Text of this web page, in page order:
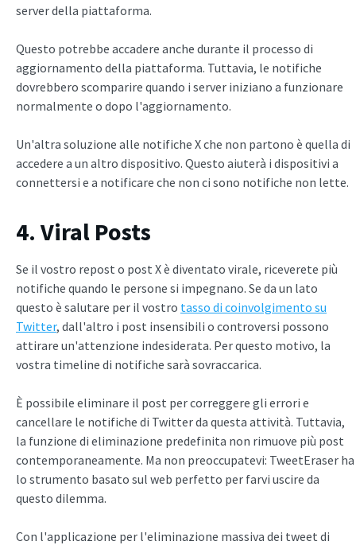
server della piattaforma.
Questo potrebbe accadere anche durante il processo di
aggiornamento della piattaforma. Tuttavia, le notifiche
dovrebbero scomparire quando i server iniziano a funzionare
normalmente o dopo l'aggiornamento.
Un'altra soluzione alle notifiche X che non partono è quella di
accedere a un altro dispositivo. Questo aiuterà i dispositivi a
connettersi e a notificare che non ci sono notifiche non lette.
4. Viral Posts
Se il vostro repost o post X è diventato virale, riceverete più
notifiche quando le persone si impegnano. Se da un lato
questo è salutare per il vostro tasso di coinvolgimento su
Twitter, dall'altro i post insensibili o controversi possono
attirare un'attenzione indesiderata. Per questo motivo, la
vostra timeline di notifiche sarà sovraccarica.
È possibile eliminare il post per correggere gli errori e
cancellare le notifiche di Twitter da questa attività. Tuttavia,
la funzione di eliminazione predefinita non rimuove più post
contemporaneamente. Ma non preoccupatevi: TweetEraser ha
lo strumento basato sul web perfetto per farvi uscire da
questo dilemma.
Con l'applicazione per l'eliminazione massiva dei tweet di